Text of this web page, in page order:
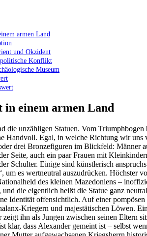
armen Land
und Okzident
politische Konflikt
Museum
in einem armen Land
die unzähligen Statuen. Vom Triumphbogen
Handvoll. Egal, in welche Richtung wir uns
drei Bronzefiguren im Blickfeld: Männer
Seite, auch ein paar Frauen mit
Schulter. Einige sind künstlerisch
um es wertneutral auszudrücken. Höchster
des kleinen Mazedoniens –
die eigentlich heißt die Statue ganz
Identität offensichtlich. Auf einer
Kriegern und majestätischen Löwen.
zeigt ihn als Jungen zwischen seinen Eltern
klar, dass Alexander gemeint ist – selbst